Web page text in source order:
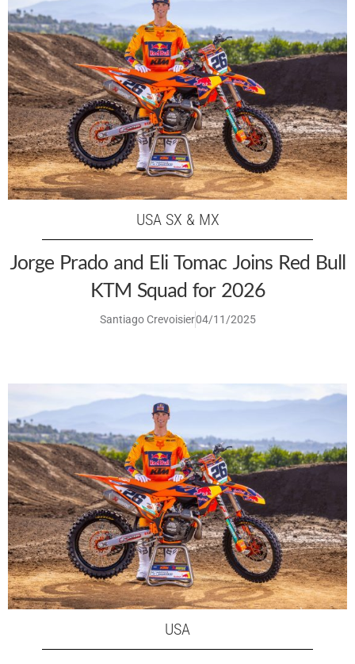
USA SX & MX
Jorge Prado and Eli Tomac Joins Red Bull
KTM Squad for 2026
Santiago Crevoisier04/11/2025
USA